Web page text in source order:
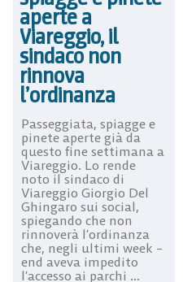
aperte a
Viareggio, il
sindaco non
rinnova
l’ordinanza
Passeggiata, spiagge e
pinete aperte già da
questo fine settimana a
Viareggio. Lo rende
noto il sindaco di
Viareggio Giorgio Del
Ghingaro sui social,
spiegando che non
rinnoverà l’ordinanza
che, negli ultimi week –
end aveva impedito
l’accesso ai parchi ...